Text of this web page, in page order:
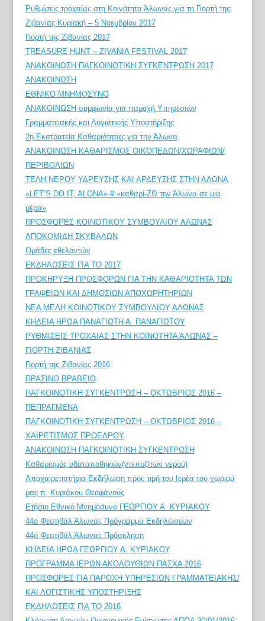
Ρυθμίσεις τροχαίας στη Κοινότητα Άλωνας για τη Γιορτή της
Ζιβανίας Κυριακή – 5 Νοεμβρίου 2017
Γιορτή της Ζιβανίας 2017
TREASURE HUNT – ZIVANIA FESTIVAL 2017
ΑΝΑΚΟΙΝΩΣΗ ΠΑΓΚΟΙΝΟΤΙΚΗ ΣΥΓΚΕΝΤΡΩΣΗ 2017
ΑΝΑΚΟΙΝΩΣΗ
ΕΘΝΙΚΟ ΜΝΗΜΟΣΥΝΟ
ΑΝΑΚΟΙΝΩΣΗ συμφωνία για παροχή Υπηρεσιών
Γραμματειακής και Λογιστικής Υποστήριξης
2η Εκστρατεία Καθαριότητας για την Άλωνα
ΑΝΑΚΟΙΝΩΣΗ ΚΑΘΑΡΙΣΜΟΣ ΟΙΚΟΠΕΔΩΝ/ΧΩΡΑΦΙΩΝ/
ΠΕΡΙΒΟΛΙΩΝ
ΤΕΛΗ ΝΕΡΟΥ ΥΔΡΕΥΣΗΣ ΚΑΙ ΑΡΔΕΥΣΗΣ ΣΤΗΝ ΑΛΩΝΑ
«LET’S DO IT, ALONA» # «καθαρί-ΖΩ την Άλωνα σε μια
μέρα»
ΠΡΟΣΦΟΡΕΣ ΚΟΙΝΟΤΙΚΟΥ ΣΥΜΒΟΥΛΙΟΥ ΑΛΩΝΑΣ
ΑΠΟΚΟΜΙΔΗ ΣΚΥΒΑΛΩΝ
Ομάδες εθελοντών
ΕΚΔΗΛΩΣΕΙΣ ΓΙΑ ΤΟ 2017
ΠΡΟΚΗΡΥΞΗ ΠΡΟΣΦΟΡΩΝ ΓΙΑ ΤΗΝ ΚΑΘΑΡΙΟΤΗΤΑ ΤΩΝ
ΓΡΑΦΕΙΩΝ ΚΑΙ ΔΗΜΟΣΙΩΝ ΑΠΟΧΩΡΗΤΗΡΙΩΝ
ΝΕΑ ΜΕΛΗ ΚΟΙΝΟΤΙΚΟΥ ΣΥΜΒΟΥΛΙΟΥ ΑΛΩΝΑΣ
ΚΗΔΕΙΑ ΗΡΩΑ ΠΑΝΑΓΙΩΤΗ Α. ΠΑΝΑΓΙΩΤΟΥ
ΡΥΘΜΙΣΕΙΣ ΤΡΟΧΑΙΑΣ ΣΤΗΝ ΚΟΙΝΟΤΗΤΑ ΆΛΩΝΑΣ –
ΓΙΟΡΤΗ ΖΙΒΑΝΙΑΣ
Γιορτή της Ζιβανίας 2016
ΠΡΑΣΙΝΟ ΒΡΑΒΕΙΟ
ΠΑΓΚΟΙΝΟΤΙΚΗ ΣΥΓΚΕΝΤΡΩΣΗ – ΟΚΤΩΒΡΙΟΣ 2016 –
ΠΕΠΡΑΓΜΕΝΑ
ΠΑΓΚΟΙΝΟΤΙΚΗ ΣΥΓΚΕΝΤΡΩΣΗ – ΟΚΤΩΒΡΙΟΣ 2016 –
ΧΑΙΡΕΤΙΣΜΟΣ ΠΡΟΕΔΡΟΥ
ΑΝΑΚΟΙΝΩΣΗ ΠΑΓΚΟΙΝΟΤΙΚΗ ΣΥΓΚΕΝΤΡΩΣΗ
Καθαρισμός υδαταποθηκών(ντεποζίτων νερού)
Αποχαιρετιστήρια Εκδήλωση προς τιμή του Ιερέα του χωριού
μας π. Κυριάκου Θεοφάνους
Ετήσιο Εθνικό Μνημόσυνο ΓΕΩΡΓΙΟΥ Α. ΚΥΡΙΑΚΟΥ
44ο Φεστιβάλ Άλωνας Πρόγραμμα Εκδηλώσεων
44o Φεστιβάλ Άλωνας Πρόσκληση
ΚΗΔΕΙΑ HΡΩΑ ΓΕΩΡΓΙΟΥ Α. ΚΥΡΙΑΚΟΥ
ΠΡΟΓΡΑΜΜΑ ΙΕΡΩΝ ΑΚΟΛΟΥΘΙΩΝ ΠΑΣΧΑ 2016
ΠΡΟΣΦΟΡΕΣ ΓΙΑ ΠΑΡΟΧΗ ΥΠΗΡΕΣΙΩΝ ΓΡΑΜΜΑΤΕΙΑΚΗΣ/
ΚΑΙ ΛΟΓΙΣΤΙΚΗΣ ΥΠΟΣΤΗΡΙΞΗΣ
ΕΚΔΗΛΩΣΕΙΣ ΓΙΑ ΤΟ 2016